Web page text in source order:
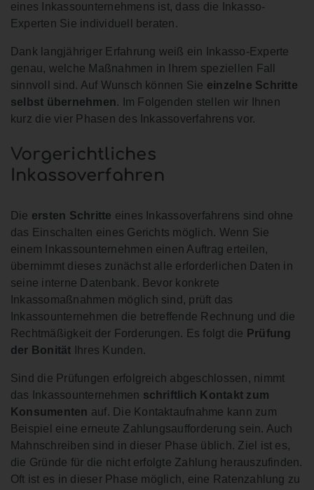
eines Inkassounternehmens ist, dass die Inkasso-
Experten Sie individuell beraten.
Dank langjähriger Erfahrung weiß ein Inkasso-Experte
genau, welche Maßnahmen in Ihrem speziellen Fall
sinnvoll sind. Auf Wunsch können Sie einzelne Schritte
selbst übernehmen. Im Folgenden stellen wir Ihnen
kurz die vier Phasen des Inkassoverfahrens vor.
Vorgerichtliches
Inkassoverfahren
Die ersten Schritte eines Inkassoverfahrens sind ohne
das Einschalten eines Gerichts möglich. Wenn Sie
einem Inkassounternehmen einen Auftrag erteilen,
übernimmt dieses zunächst alle erforderlichen Daten in
seine interne Datenbank. Bevor konkrete
Inkassomaßnahmen möglich sind, prüft das
Inkassounternehmen die betreffende Rechnung und die
Rechtmäßigkeit der Forderungen. Es folgt die Prüfung
der Bonität Ihres Kunden.
Sind die Prüfungen erfolgreich abgeschlossen, nimmt
das Inkassounternehmen schriftlich Kontakt zum
Konsumenten auf. Die Kontaktaufnahme kann zum
Beispiel eine erneute Zahlungsaufforderung sein. Auch
Mahnschreiben sind in dieser Phase üblich. Ziel ist es,
die Gründe für die nicht erfolgte Zahlung herauszufinden.
Oft ist es in dieser Phase möglich, eine Ratenzahlung zu